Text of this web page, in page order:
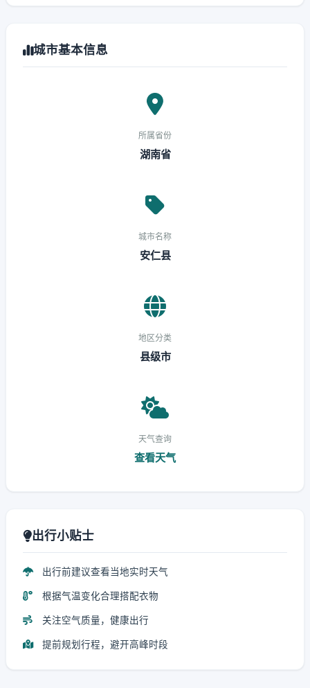
城市基本信息
所属省份
湖南省
城市名称
安仁县
地区分类
县级市
天气查询
查看天气
出行小贴士
出行前建议查看当地实时天气
根据气温变化合理搭配衣物
关注空气质量，健康出行
提前规划行程，避开高峰时段